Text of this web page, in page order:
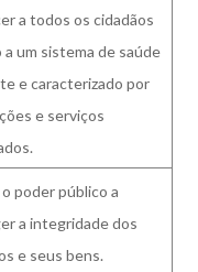
a todos os cidadãos
a um sistema de saúde
e caracterizado por
e serviços
poder público a
a integridade dos
e seus bens.